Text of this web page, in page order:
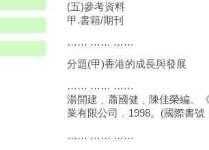
(五)參考資料
甲.書籍/期刊
…… …… ……
分題(甲)香港的成長與發展
…… …… ……
湯開建﹑蕭國健﹑陳佳榮編。
業有限公司﹐1998。(國際書號
…… …… ……